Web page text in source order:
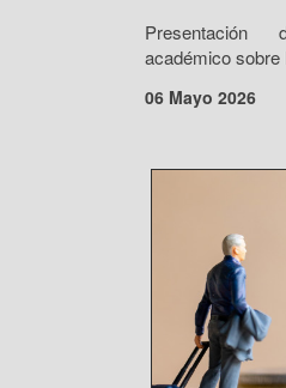
Presentación
académico sobre
06 Mayo 2026